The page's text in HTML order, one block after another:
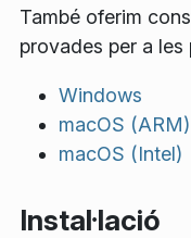
També oferim
provades per a
Windows
macOS (ARM)
macOS (Intel)
Instal·lació